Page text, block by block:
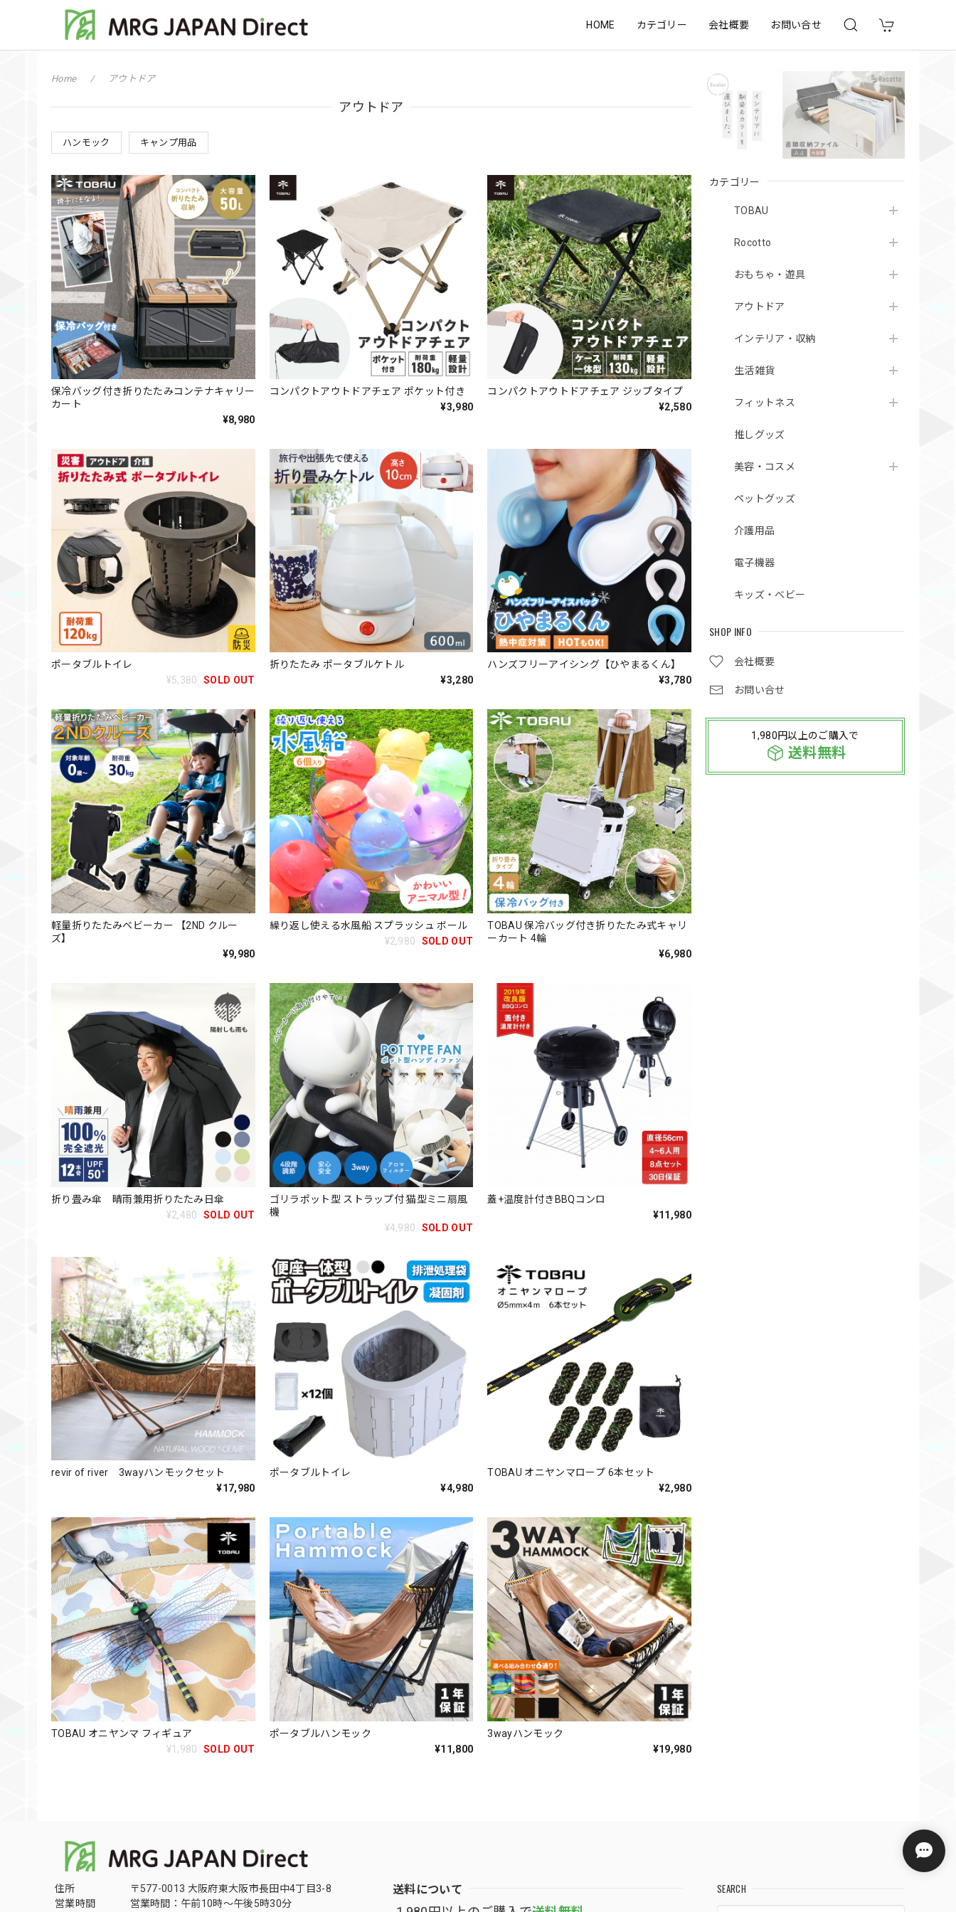
HOME カテゴリー 会社概要 お問い合せ
カテゴリー
TOBAU
Rocotto
おもちゃ・遊具
アウトドア
インテリア・収納
生活雑貨
フィットネス
推しグッズ
美容・コスメ
ペットグッズ
介護用品
電子機器
キッズ・ベビー
SHOP INFO
会社概要
お問い合せ
1,980円以上のご購入で
送料無料
Home アウトドア
アウトドア
ハンモック キャンプ用品
保冷バッグ付き折りたたみコンテナキャリー
カート
¥8,980
コンパクトアウトドアチェア ポケット付き
¥3,980
コンパクトアウトドアチェア ジップタイプ
¥2,580
ポータブルトイレ
¥5,380
SOLD OUT
折りたたみ ポータブルケトル
¥3,280
ハンズフリーアイシング【ひやまるくん】
¥3,780
軽量折りたたみベビーカー 【2ND クルー
ズ】
¥9,980
繰り返し使える水風船 スプラッシュ ボール
¥2,980
SOLD OUT
TOBAU 保冷バッグ付き折りたたみ式キャリ
ーカート 4輪
¥6,980
折り畳み傘 晴雨兼用折りたたみ日傘
¥2,480
SOLD OUT
ゴリラポット型 ストラップ付 猫型ミニ扇風
機
¥4,980
SOLD OUT
蓋+温度計付きBBQコンロ
¥11,980
revir of river 3wayハンモックセット
¥17,980
ポータブルトイレ
¥4,980
TOBAU オニヤンマロープ 6本セット
¥2,980
TOBAU オニヤンマ フィギュア
¥1,980
SOLD OUT
ポータブルハンモック
¥11,800
3wayハンモック
¥19,980
住所
〒577-0013 大阪府東大阪市長田中4丁目3-8
営業時間
営業時間：午前10時～午後5時30分
送料について SEARCH